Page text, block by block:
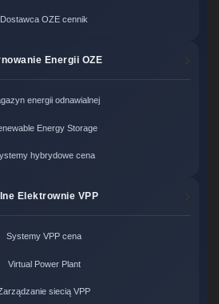
Dostawca OZE cennik
Energii OZE
energii odnawialnej
Energy Storage
hybrydowe cena
Elektrownie VPP
Systemy VPP cena
Virtual Power Plant
siecią VPP